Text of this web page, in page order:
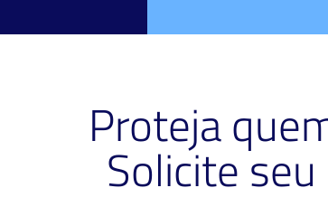
Proteja
Solicite